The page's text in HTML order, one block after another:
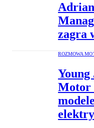
zagra
ROZMOWA
Motor